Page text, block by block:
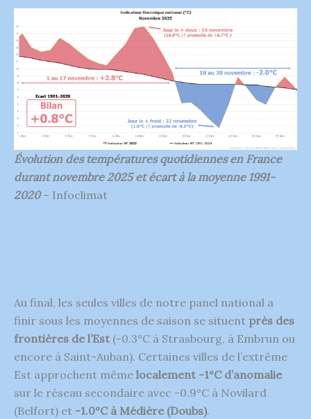
Évolution des températures quotidiennes en France
durant novembre 2025 et écart à la moyenne 1991-
2020– Infoclimat
Au final, les seules villes de notre panel national a
finir sous les moyennes de saison se situent près des
frontières de l’Est(-0.3°C à Strasbourg, à Embrun ou
encore à Saint-Auban). Certaines villes de l’extrême
Est approchent même localement -1°C d’anomalie
sur le réseau secondaire avec -0.9°C à Novilard
(Belfort) et -1.0°C à Médière (Doubs).